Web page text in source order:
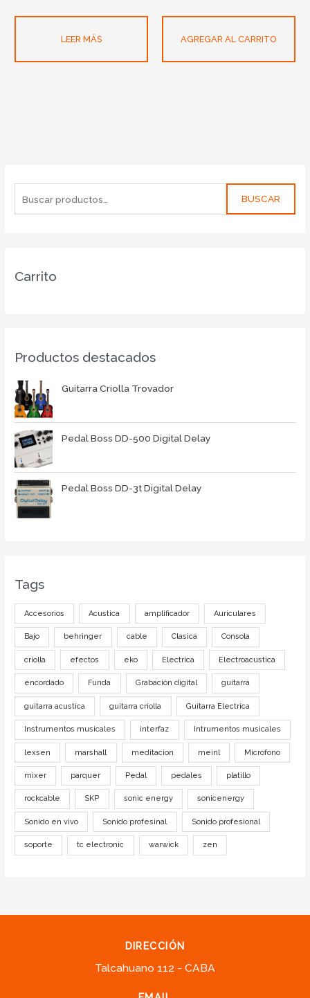
BUSCAR
Carrito
Productos destacados
Guitarra Criolla Trovador
Pedal Boss DD-500 Digital Delay
Pedal Boss DD-3t Digital Delay
Tags
Accesorios Acustica amplificador Auriculares
Bajo behringer cable Clasica Consola
criolla efectos eko Electrica Electroacustica
encordado Funda Grabación digital guitarra
guitarra acustica guitarra criolla Guitarra Electrica
Instrumentos musicales interfaz Intrumentos musicales
lexsen marshall meditacion meinl Microfono
mixer parquer Pedal pedales platillo
rockcable SKP sonic energy sonicenergy
Sonido en vivo Sonido profesinal Sonido profesional
soporte tc electronic warwick zen
LEER MÁS AGREGAR AL CARRITO
DIRECCIÓN
Talcahuano 112 - CABA